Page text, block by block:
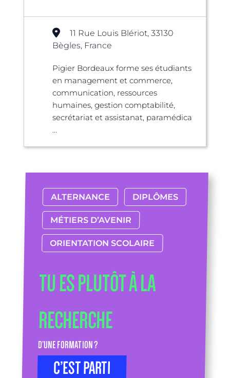
11 Rue Louis Blériot, 33130
Bègles, France
Pigier Bordeaux forme ses étudiants
en management et commerce,
communication, ressources
humaines, gestion comptabilité,
secrétariat et assistanat, paramédica
...
ALTERNANCE DIPLÔMES
MÉTIERS D’AVENIR
ORIENTATION SCOLAIRE
TU ES PLUTÔT À LA
RECHERCHE
D’UNE FORMATION ?
C’EST PARTI